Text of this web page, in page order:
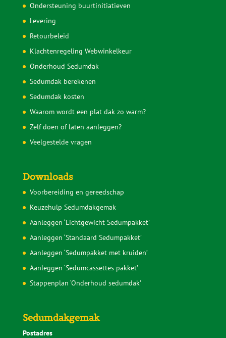
Ondersteuning buurtinitiatieven
Levering
Retourbeleid
Klachtenregeling Webwinkelkeur
Onderhoud Sedumdak
Sedumdak berekenen
Sedumdak kosten
Waarom wordt een plat dak zo warm?
Zelf doen of laten aanleggen?
Veelgestelde vragen
Downloads
Voorbereiding en gereedschap
Keuzehulp Sedumdakgemak
Aanleggen ‘Lichtgewicht Sedumpakket’
Aanleggen ‘Standaard Sedumpakket’
Aanleggen ‘Sedumpakket met kruiden’
Aanleggen ‘Sedumcassettes pakket’
Stappenplan ‘Onderhoud sedumdak’
Sedumdakgemak
Postadres